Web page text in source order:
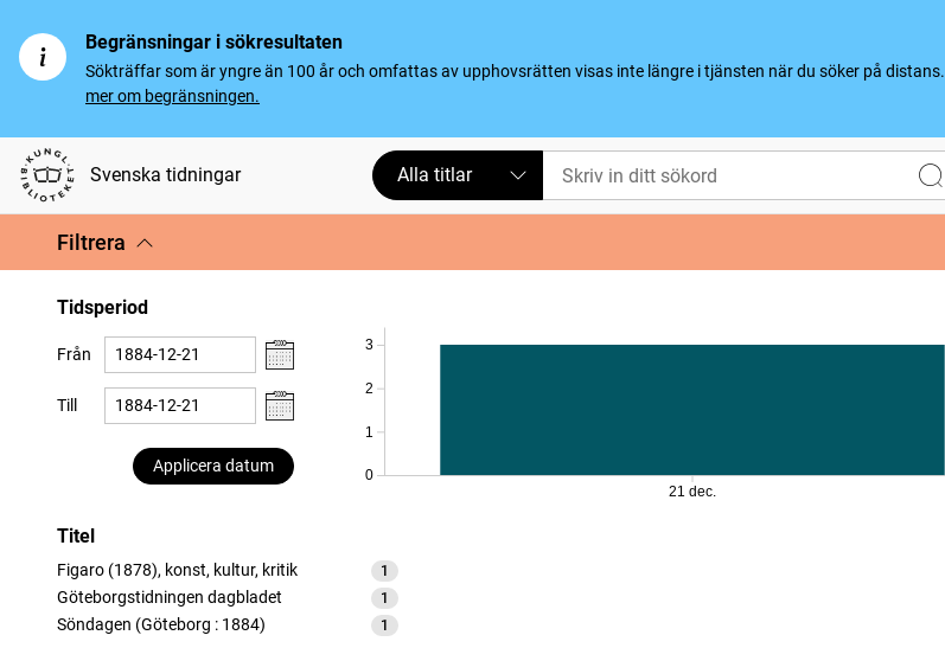
Begränsningar i sökresultaten
Sökträffar som är yngre än 100 år och omfattas av upphovsrätten visas inte längre i tjänsten när du söker på distans.
mer om begränsningen.
Svenska tidningar Alla titlar
Filtrera
Tidsperiod
Från
Till
Applicera datum
0
1
2
3
21 dec.
Titel
Figaro (1878), konst, kultur, kritik 1
träffar
Göteborgstidningen dagbladet
1
träffar
Söndagen (Göteborg : 1884)
1
träffar